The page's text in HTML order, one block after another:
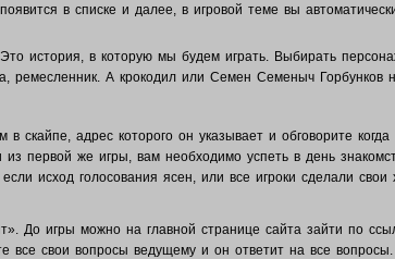
в списке и далее, в игровой теме вы
история, в которую мы будем играть. Выбирать
А крокодил или Семен Семеныч Горбунков
адрес которого он указывает и обговорите
первой же игры, вам необходимо успеть в день
исход голосования ясен, или все игроки сделали
До игры можно на главной странице сайта зайти по
свои вопросы ведущему и он ответит на все